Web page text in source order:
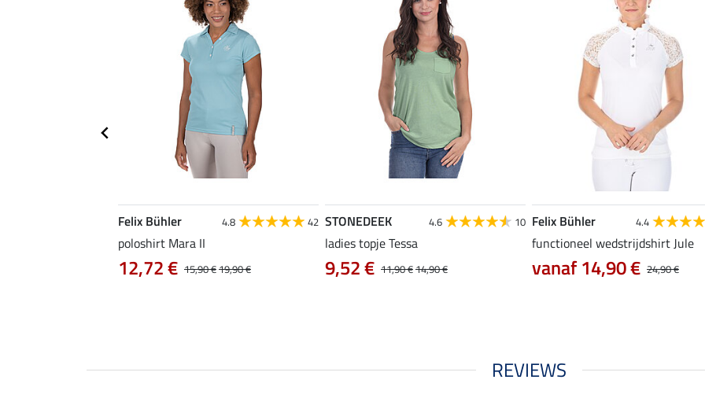
Felix Bühler 4.8 42
poloshirt Mara II
15,90 €19,90 €
12,72 €
STONEDEEK 4.6 10
ladies topje Tessa
11,90 €14,90 €
9,52 €
Felix Bühler 4.4
functioneel wedstrijdshirt Jule
24,90 €
vanaf 14,90 €
REVIEWS